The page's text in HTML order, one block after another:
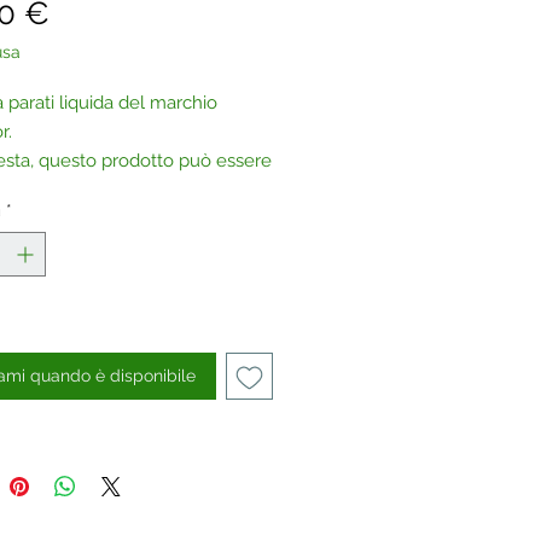
€
parati liquida del marchio
questo prodotto può essere
*
quando è disponibile